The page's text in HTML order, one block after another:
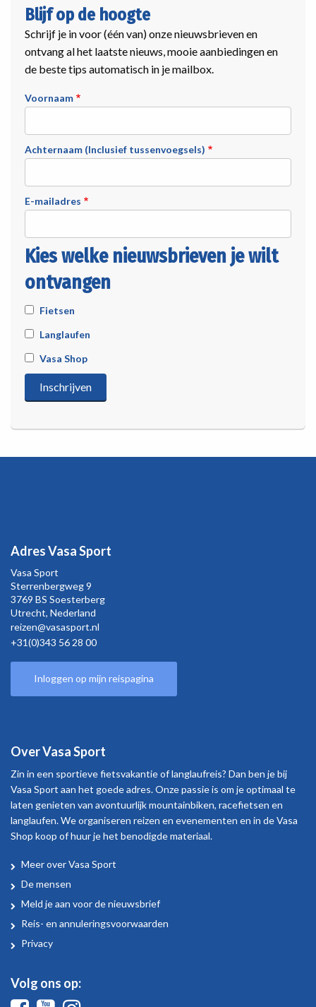
Blijf op de hoogte
Schrijf je in voor (één van) onze nieuwsbrieven en
ontvang al het laatste nieuws, mooie aanbiedingen en
de beste tips automatisch in je mailbox.
Voornaam
Achternaam (Inclusief tussenvoegsels)
E-mailadres
Kies welke nieuwsbrieven je wilt
ontvangen
Fietsen
Langlaufen
Vasa Shop
Adres Vasa Sport
Vasa Sport
Sterrenbergweg9
3769 BS Soesterberg
Utrecht, Nederland
reizen@vasasport.nl
+31(0)343 56 28 00
Inloggen op mijn reispagina
Over Vasa Sport
Zin in een sportieve fietsvakantie of langlaufreis? Dan ben je bij
Vasa Sport aan het goede adres. Onze passie is om je optimaal te
laten genieten van avontuurlijk mountainbiken, racefietsen en
langlaufen. We organiseren reizen en evenementen en in de Vasa
Shop koop of huur je het benodigde materiaal.
Over
Vasa
Sport
Meer over Vasa Sport
De mensen
Meld je aan voor de nieuwsbrief
Reis- en annuleringsvoorwaarden
Privacy
Volg ons op: